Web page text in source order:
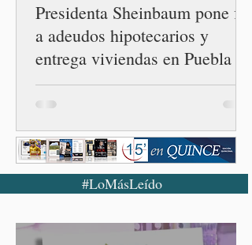
Presidenta Sheinbaum pone fin
a adeudos hipotecarios y
entrega viviendas en Puebla
#LoMásLeído